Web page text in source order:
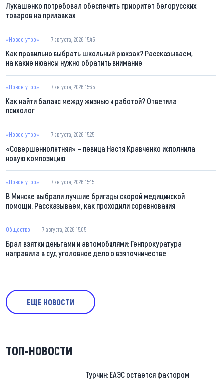
Лукашенко потребовал обеспечить приоритет белорусских
товаров на прилавках
«Новое утро» 7 августа, 2026 15:45
Как правильно выбрать школьный рюкзак? Рассказываем,
на какие нюансы нужно обратить внимание
«Новое утро» 7 августа, 2026 15:35
Как найти баланс между жизнью и работой? Ответила
психолог
«Новое утро» 7 августа, 2026 15:25
«Совершеннолетняя» – певица Настя Кравченко исполнила
новую композицию
«Новое утро» 7 августа, 2026 15:15
В Минске выбрали лучшие бригады скорой медицинской
помощи. Рассказываем, как проходили соревнования
Общество 7 августа, 2026 15:05
Брал взятки деньгами и автомобилями: Генпрокуратура
направила в суд уголовное дело о взяточничестве
ЕЩЕ НОВОСТИ
ТОП-НОВОСТИ
Турчин: ЕАЭС остается фактором